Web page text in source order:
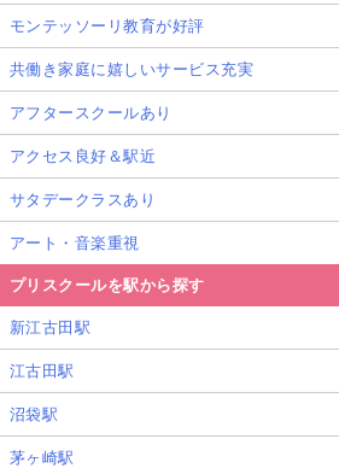
モンテッソーリ教育が好評
共働き家庭に嬉しいサービス充実
アフタースクールあり
アクセス良好＆駅近
サタデークラスあり
アート・音楽重視
プリスクールを駅から探す
新江古田駅
江古田駅
沼袋駅
茅ヶ崎駅